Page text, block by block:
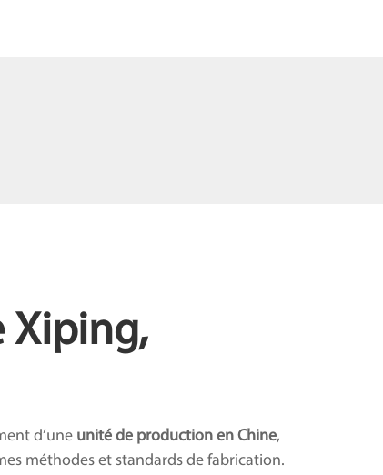
Xiping,
d’une unité de production en Chine,
méthodes et standards de fabrication.